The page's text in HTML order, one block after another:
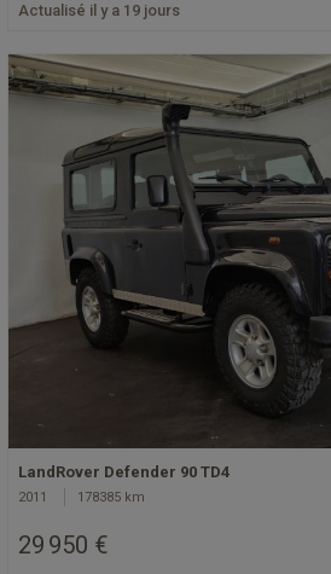
Actualisé il y a 19 jours
LandRover Defender 90 TD4
2011 178385 km
29 950 €